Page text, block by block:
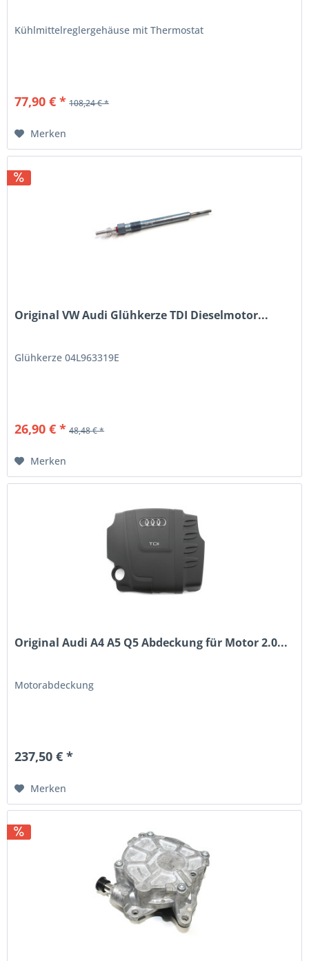
Kühlmittelreglergehäuse mit Thermostat
77,90 € * 108,24 € *
Merken
Original VW Audi Glühkerze TDI Dieselmotor...
Glühkerze 04L963319E
26,90 € * 48,48 € *
Merken
Original Audi A4 A5 Q5 Abdeckung für Motor 2.0...
Motorabdeckung
237,50 € *
Merken